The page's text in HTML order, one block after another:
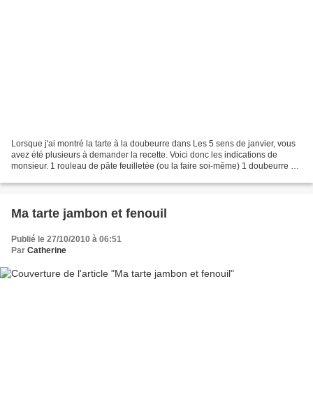
Lorsque j'ai montré la tarte à la doubeurre dans Les 5 sens de janvier, vous
avez été plusieurs à demander la recette. Voici donc les indications de
monsieur. 1 rouleau de pâte feuilletée (ou la faire soi-même) 1 doubeurre de
Ma tarte jambon et fenouil
Publié le 27/10/2010 à 06:51
Par Catherine